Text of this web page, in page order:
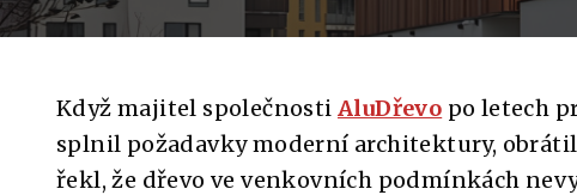
Když majitel společnosti AluDřevo po letech
splnil požadavky moderní architektury,
řekl, že dřevo ve venkovních podmínkách